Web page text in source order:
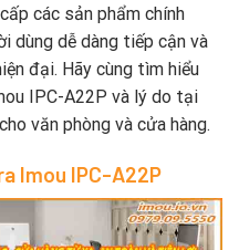
các sản phẩm chính
dùng dễ dàng tiếp cận và
đại. Hãy cùng tìm hiểu
IPC-A22P và lý do tại
văn phòng và cửa hàng.
Imou IPC-A22P